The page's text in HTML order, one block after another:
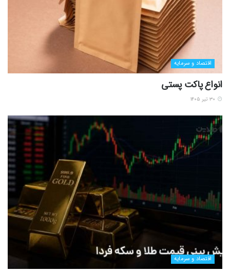
اقتصاد و سرمایه
انواع پاکت پستی
اقتصاد و سرمایه